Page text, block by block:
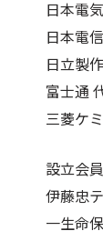
日本電
日本電
日立製
富士通
三菱ケ
設立会
伊藤忠
一生命